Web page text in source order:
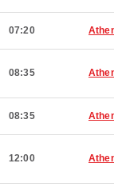
07:20
08:35
08:35
12:00